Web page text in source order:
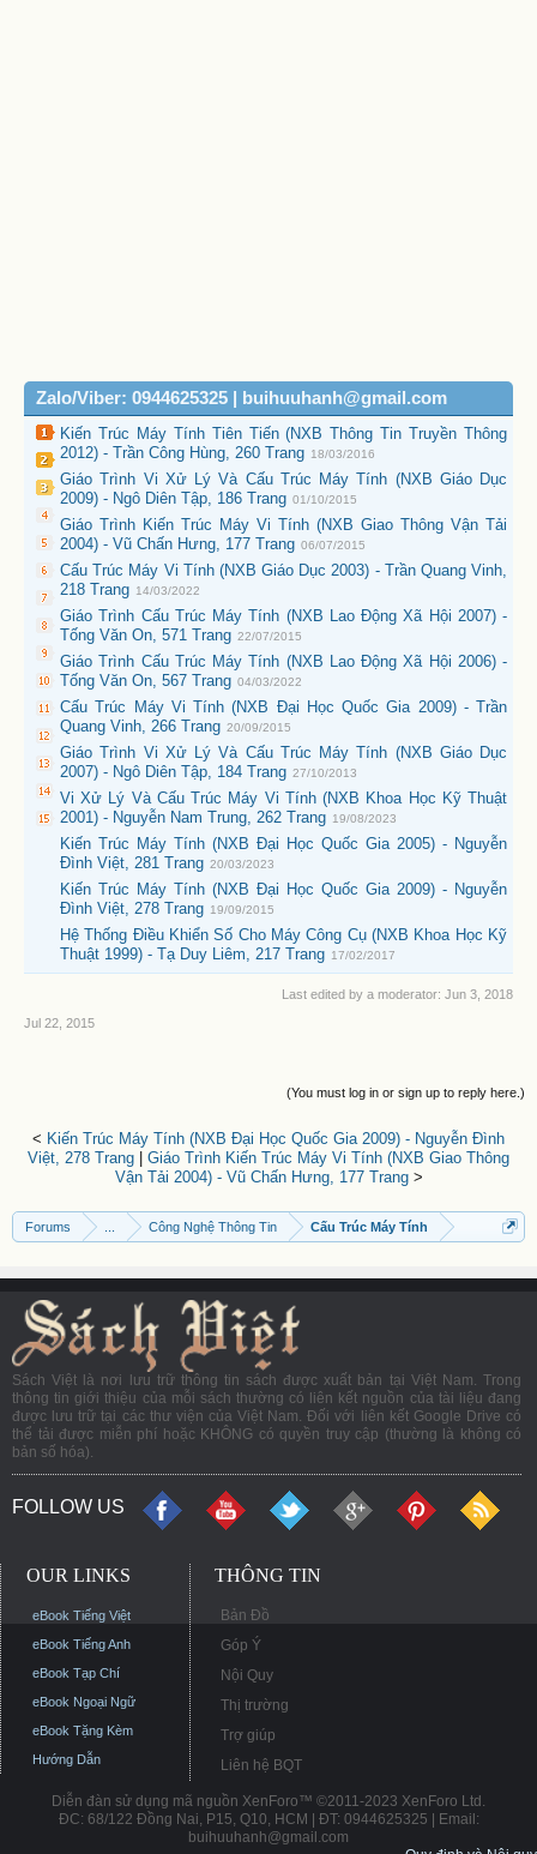
Zalo/Viber: 0944625325 | buihuuhanh@gmail.com
Kiến Trúc Máy Tính Tiên Tiến (NXB Thông Tin Truyền Thông
2012) - Trần Công Hùng, 260 Trang 18/03/2016
Giáo Trình Vi Xử Lý Và Cấu Trúc Máy Tính (NXB Giáo Dục
2009) - Ngô Diên Tập, 186 Trang 01/10/2015
Giáo Trình Kiến Trúc Máy Vi Tính (NXB Giao Thông Vận Tải
2004) - Vũ Chấn Hưng, 177 Trang 06/07/2015
Cấu Trúc Máy Vi Tính (NXB Giáo Dục 2003) - Trần Quang Vinh,
218 Trang 14/03/2022
Giáo Trình Cấu Trúc Máy Tính (NXB Lao Động Xã Hội 2007) -
Tống Văn On, 571 Trang 22/07/2015
Giáo Trình Cấu Trúc Máy Tính (NXB Lao Động Xã Hội 2006) -
Tống Văn On, 567 Trang 04/03/2022
Cấu Trúc Máy Vi Tính (NXB Đại Học Quốc Gia 2009) - Trần
Quang Vinh, 266 Trang 20/09/2015
Giáo Trình Vi Xử Lý Và Cấu Trúc Máy Tính (NXB Giáo Dục
2007) - Ngô Diên Tập, 184 Trang 27/10/2013
Vi Xử Lý Và Cấu Trúc Máy Vi Tính (NXB Khoa Học Kỹ Thuật
2001) - Nguyễn Nam Trung, 262 Trang 19/08/2023
Kiến Trúc Máy Tính (NXB Đại Học Quốc Gia 2005) - Nguyễn
Đình Việt, 281 Trang 20/03/2023
Kiến Trúc Máy Tính (NXB Đại Học Quốc Gia 2009) - Nguyễn
Đình Việt, 278 Trang 19/09/2015
Hệ Thống Điều Khiển Số Cho Máy Công Cụ (NXB Khoa Học Kỹ
Thuật 1999) - Tạ Duy Liêm, 217 Trang 17/02/2017
Last edited by a moderator: Jun 3, 2018
Jul 22, 2015
(You must log in or sign up to reply here.)
< Kiến Trúc Máy Tính (NXB Đại Học Quốc Gia 2009) - Nguyễn Đình
Việt, 278 Trang | Giáo Trình Kiến Trúc Máy Vi Tính (NXB Giao Thông
Vận Tải 2004) - Vũ Chấn Hưng, 177 Trang>
Forums Công Nghệ Thông Tin Cấu Trúc Máy Tính
Sách Việt là nơi lưu trữ thông tin sách được xuất bản tại Việt Nam. Trong
thông tin giới thiệu của mỗi sách thường có liên kết nguồn của tài liệu đang
được lưu trữ tại các thư viện của Việt Nam. Đối với liên kết Google Drive có
thể tải được miễn phí hoặc KHÔNG có quyền truy cập (thường là không có
bản số hóa).
FOLLOW US
OUR LINKS
eBook Tiếng Việt
eBook Tiếng Anh
eBook Tạp Chí
eBook Ngoại Ngữ
eBook Tặng Kèm
Hướng Dẫn
THÔNG TIN
Bản Đồ
Góp Ý
Nội Quy
Thị trường
Trợ giúp
Liên hệ BQT
Diễn đàn sử dụng mã nguồn XenForo™ ©2011-2023 XenForo Ltd.
ĐC: 68/122 Đồng Nai, P15, Q10, HCM | ĐT: 0944625325 | Email:
buihuuhanh@gmail.com